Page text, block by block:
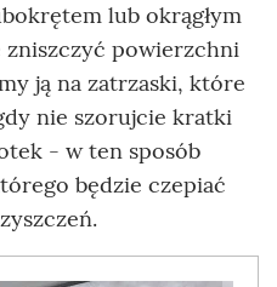
lub okrągłym
zniszczyć powierzchni
ją na zatrzaski, które
nie szorujcie kratki
- w ten sposób
będzie czepiać